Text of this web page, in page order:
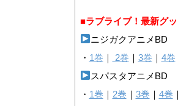
■ラブライブ！最新グ
ニジガクアニメBD
・ 1巻 ｜ 2巻 ｜ 3巻 ｜ 4巻
スパスタアニメBD
・ 1巻 ｜ 2巻 ｜ 3巻 ｜ 4巻 ｜